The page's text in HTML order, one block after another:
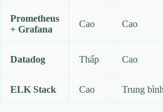
Prometheus
+ Grafana
Cao Cao
Datadog Thấp Cao
ELK Stack Cao Trung bình